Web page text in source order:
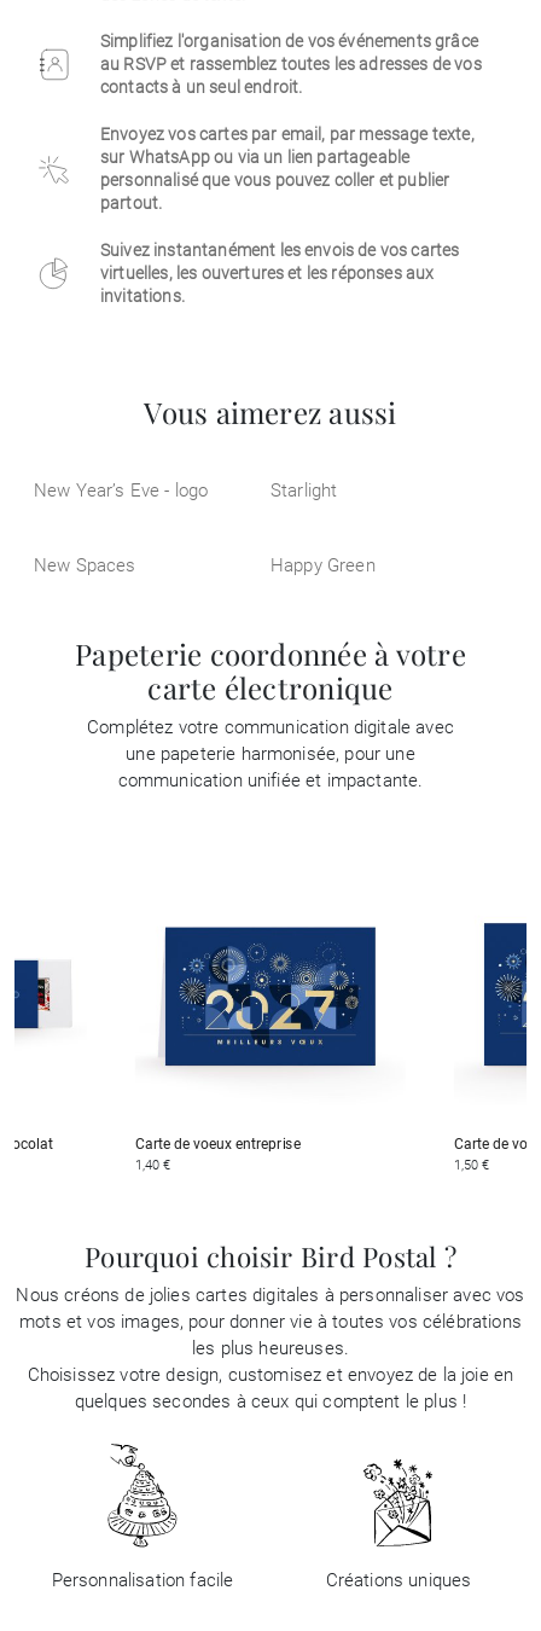
Simplifiez l'organisation de vos événements grâce
au RSVP et rassemblez toutes les adresses de vos
contacts à un seul endroit.
Envoyez vos cartes par email, par message texte,
sur WhatsApp ou via un lien partageable
personnalisé que vous pouvez coller et publier
partout.
Suivez instantanément les envois de vos cartes
virtuelles, les ouvertures et les réponses aux
invitations.
Vous aimerez aussi
New Year’s Eve - logo Starlight
New Spaces Happy Green
Papeterie coordonnée à votre
carte électronique
Complétez votre communication digitale avec
une papeterie harmonisée, pour une
communication unifiée et impactante.
Carte de voeux entreprise
1,40 €
Carte de
1,50 €
Pourquoi choisir Bird Postal ?
Nous créons de jolies cartes digitales à personnaliser avec vos
mots et vos images, pour donner vie à toutes vos célébrations
les plus heureuses.
Choisissez votre design, customisez et envoyez de la joie en
quelques secondes à ceux qui comptent le plus !
Personnalisation facile Créations uniques